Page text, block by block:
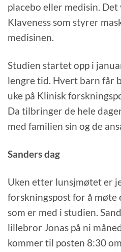
placebo eller medisin.
Klaveness som styrer
medisinen.
Studien startet opp i
lengre tid. Hvert barn får
uke på Klinisk
Da tilbringer de hele
med familien sin og de
Sanders dag
Uken etter lunsjmøtet er
forskningspost for å møte
som er med i studien.
lillebror Jonas på ni
kommer til posten 8:30